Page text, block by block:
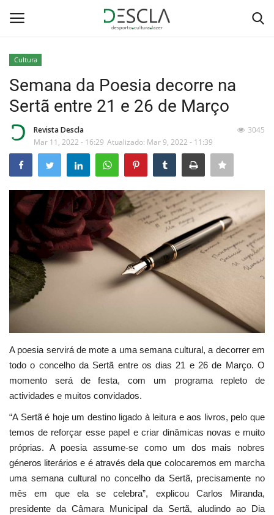
Home
...by Descla
Desporto
Contactos
Sobre Nós
Educação
Estatuto Editorial
Ficha técnica
Cultura
Lazer
Ambiente
Cultura
Semana da Poesia decorre na
Sertã entre 21 e 26 de Março
Revista Descla
Mar 11, 2022 - 16:29 Atualizado: Mar 9, 2022 - 11:39
3045
A poesia servirá de mote a uma semana cultural, a decorrer em
todo o concelho da Sertã entre os dias 21 e 26 de Março. O
momento será de festa, com um programa repleto de
actividades e muitos convidados.
“A Sertã é hoje um destino ligado à leitura e aos livros, pelo que
temos de reforçar esse papel e criar dinâmicas novas e muito
próprias. A poesia assume-se como um dos mais nobres
géneros literários e é através dela que colocaremos em marcha
uma semana cultural no concelho da Sertã, precisamente no
mês em que ela se celebra”, explicou Carlos Miranda,
presidente da Câmara Municipal da Sertã, aludindo ao Dia